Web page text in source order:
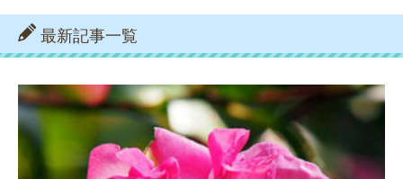
最新記事一覧